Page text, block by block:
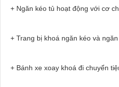
+ Ngăn kéo tủ hoạt động với cơ
+ Trang bị khoá ngăn kéo và
+ Bánh xe xoay khoá đi chuyển